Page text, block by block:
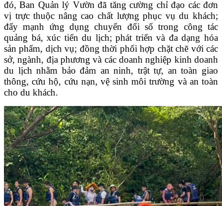
đó, Ban Quản lý Vườn đã tăng cường chỉ đạo các đơn
vị trực thuộc nâng cao chất lượng phục vụ du khách;
đẩy mạnh ứng dụng chuyển đổi số trong công tác
quảng bá, xúc tiến du lịch; phát triển và đa dạng hóa
sản phẩm, dịch vụ; đồng thời phối hợp chặt chẽ với các
sở, ngành, địa phương và các doanh nghiệp kinh doanh
du lịch nhằm bảo đảm an ninh, trật tự, an toàn giao
thông, cứu hộ, cứu nạn, vệ sinh môi trường và an toàn
cho du khách.